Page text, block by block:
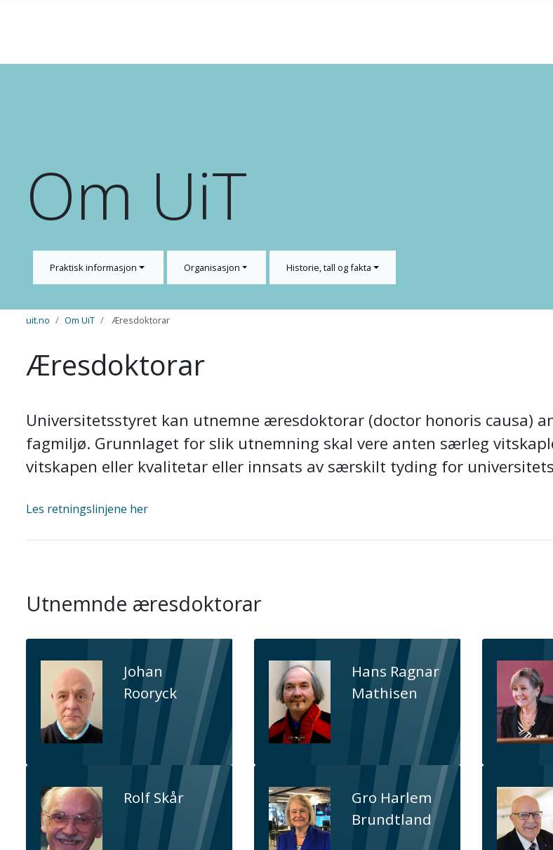
Om UiT
Praktisk informasjon Organisasjon Historie, tall og fakta
uit.no Om UiT Æresdoktorar
Æresdoktorar
Universitetsstyret kan utnemne æresdoktorar (doctor honoris causa)
fagmiljø. Grunnlaget for slik utnemning skal vere anten særleg
vitskapen eller kvalitetar eller innsats av særskilt tyding for
Les retningslinjene her
Utnemnde æresdoktorar
Johan
Rooryck
Hans Ragnar
Mathisen
Rolf Skår
Gro Harlem
Brundtland